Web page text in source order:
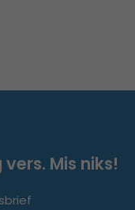
Mis niks!